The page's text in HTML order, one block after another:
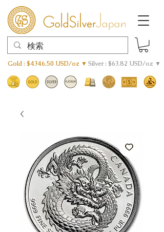
Gold : $4346.50 USD/oz ▼ Silver : $63.82 USD/oz ▼